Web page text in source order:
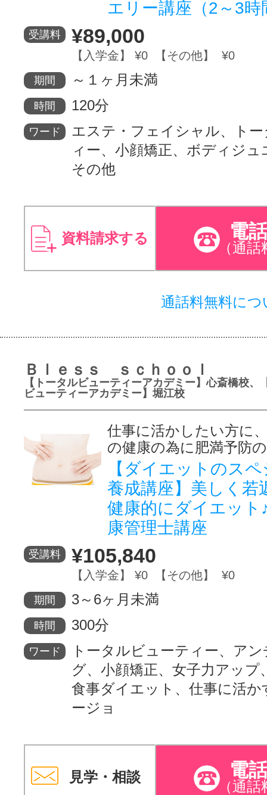
エリー講座（2～3時
受講料 ¥89,000
【入学金】 ¥0 【その他】 ¥0
期間 ～１ヶ月未満
時間 120分
ワード
エステ・フェイシャル、ト
ィー、小顔矯正、ボディジュ
その他
資料請求する 電
（通話
通話料無料につ
Ｂｌｅｓｓ ｓｃｈｏｏｌ
【トータルビューティーアカデミー】心斎橋校、
ビューティーアカデミー】堀江校
仕事に活かしたい方に
の健康の為に肥満予防
【ダイエットのス
養成講座】美しく若
健康的にダイエット
康管理士講座
受講料 ¥105,840
【入学金】 ¥0 【その他】 ¥0
期間 3～6ヶ月未満
時間 300分
ワード
トータルビューティー、ア
グ、小顔矯正、女子力アップ
食事ダイエット、仕事に活
ージョ
見学・相談 電
（通話